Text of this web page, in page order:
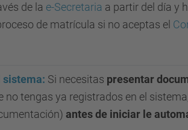
de la e-Secretaria a partir del día y
de matrícula si no aceptas el
sistema: Si necesitas presentar
no tengas ya registrados en el
antes de iniciar le